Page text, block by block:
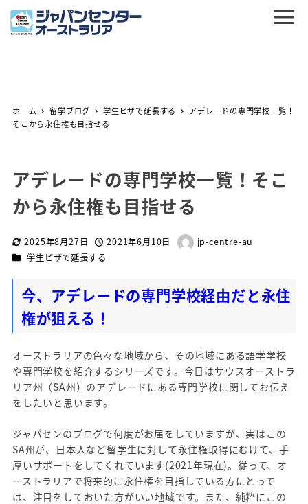
ホーム 留学ブログ 学生ビザで延長する
アデレードの専門学校一覧！
そこから永住権も目指せる
アデレードの専門学校一覧！そこ
から永住権も目指せる
更新日2025年8月27日 投稿日2021年6月10日
著
jp-centre-au
カテゴリー
学生ビザで延長する
今、アデレードの専門学校経由だと永住
権が狙える！
オーストラリアの色々な地域から、その地域にある語学学校
や専門学校を紹介するシリーズです。今日はサウスオーストラ
リア州（SA州）のアデレードにある専門学校に関してお伝え
をしたいと思います。
ジャパセンのブログで何度がお届をしていますが、実はこの
SA州が、日本人など留学生に対して永住権取得にむけて、手
厚いサポートをしてくれています(2021年現在)。従って、オ
ーストラリアで将来的に永住権を目指している方にとって
は、注目をしておいた方がいい地域です。また、純粋にこの